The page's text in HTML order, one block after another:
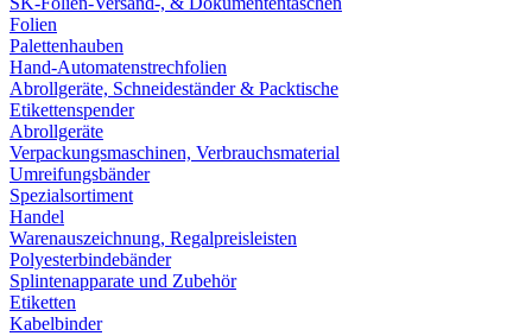
Folien
Palettenhauben
Hand-Automatenstrechfolien
Abrollgeräte, Schneideständer & Packtische
Etikettenspender
Abrollgeräte
Verpackungsmaschinen, Verbrauchsmaterial
Umreifungsbänder
Spezialsortiment
Handel
Warenauszeichnung, Regalpreisleisten
Polyesterbindebänder
Splintenapparate und Zubehör
Etiketten
Kabelbinder